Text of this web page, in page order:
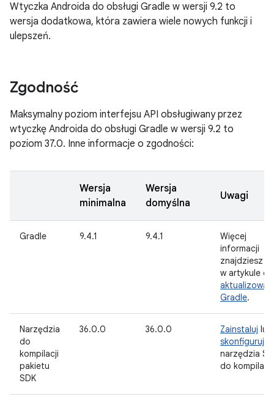
Wtyczka Androida do obsługi Gradle w wersji 9.2 to
wersja dodatkowa, która zawiera wiele nowych funkcji i
ulepszeń.
Zgodność
Maksymalny poziom interfejsu API obsługiwany przez
wtyczkę Androida do obsługi Gradle w wersji 9.2 to
poziom 37.0. Inne informacje o zgodności:
Wersja
minimalna
Wersja
domyślna
Uwagi
Gradle 9.4.1 9.4.1
Więcej
informacji
znajdziesz
w artykule o
Gradle.
Narzędzia
do
kompilacji
pakietu
SDK
36.0.0 36.0.0 Zainstaluj lub
skonfiguruj
narzędzia
do